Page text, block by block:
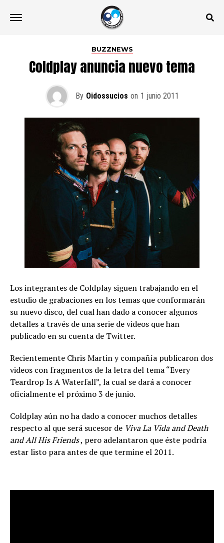
BUZZNEWS
Coldplay anuncia nuevo tema
By Oidossucios on 1 junio 2011
Los integrantes de Coldplay siguen trabajando en el
estudio de grabaciones en los temas que conformarán
su nuevo disco, del cual han dado a conocer algunos
detalles a través de una serie de videos que han
publicado en su cuenta de Twitter.
Recientemente Chris Martin y compañía publicaron dos
videos con fragmentos de la letra del tema “Every
Teardrop Is A Waterfall”, la cual se dará a conocer
oficialmente el próximo 3 de junio.
Coldplay aún no ha dado a conocer muchos detalles
respecto al que será sucesor de Viva La Vida and Death
and All His Friends, pero adelantaron que éste podría
estar listo para antes de que termine el 2011.